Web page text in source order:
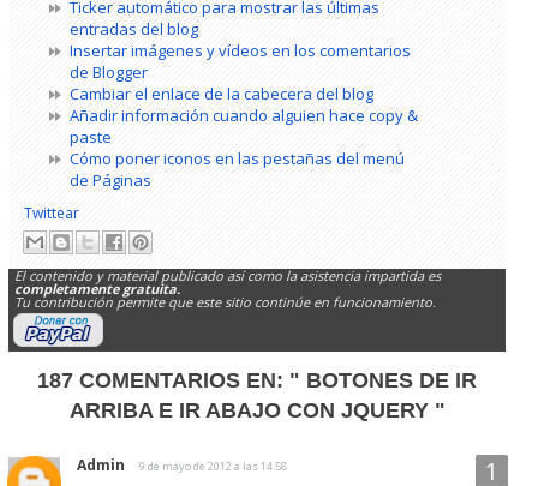
Ticker automático para mostrar las últimas
entradas del blog
Insertar imágenes y vídeos en los comentarios
de Blogger
Cambiar el enlace de la cabecera del blog
Añadir información cuando alguien hace copy &
paste
Cómo poner iconos en las pestañas del menú
de Páginas
Twittear
El contenido y material publicado así como la asistencia impartida es
completamente gratuita.
Tu contribución permite que este sitio continúe en funcionamiento.
187 COMENTARIOS EN: " BOTONES DE IR
ARRIBA E IR ABAJO CON JQUERY "
Admin 9 de mayo de 2012 a las 14:58